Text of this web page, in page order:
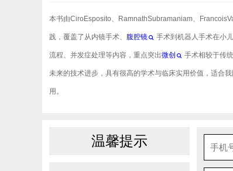
本书由CiroEsposito、RamnathSubramaniam、
践，覆盖了从内镜手术、 腹腔镜 手术到机器人手术在小
流程、并发症处理等内容，重点突出微创 手术相较于传
未来的技术进步，具有很高的学术与临床实用价值，适合
用。
温馨提示